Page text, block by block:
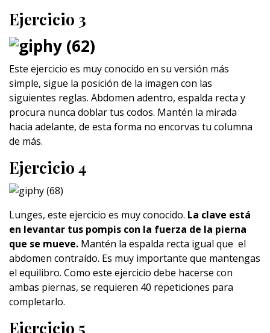
Ejercicio 3
Este ejercicio es muy conocido en su versión más
simple, sigue la posición de la imagen con las
siguientes reglas. Abdomen adentro, espalda recta y
procura nunca doblar tus codos. Mantén la mirada
hacia adelante, de esta forma no encorvas tu columna
de más.
Ejercicio 4
Lunges, este ejercicio es muy conocido. La clave está
en levantar tus pompis con la fuerza de la pierna
que se mueve. Mantén la espalda recta igual que el
abdomen contraído. Es muy importante que mantengas
el equilibro. Como este ejercicio debe hacerse con
ambas piernas, se requieren 40 repeticiones para
completarlo.
Ejercicio 5